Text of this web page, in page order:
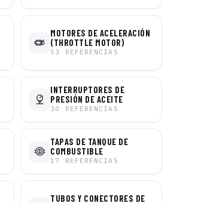
MOTORES DE ACELERACIÓN
(THROTTLE MOTOR)
53 REFERENCIAS
INTERRUPTORES DE
PRESIÓN DE ACEITE
30 REFERENCIAS
TAPAS DE TANQUE DE
COMBUSTIBLE
17 REFERENCIAS
TUBOS Y CONECTORES DE